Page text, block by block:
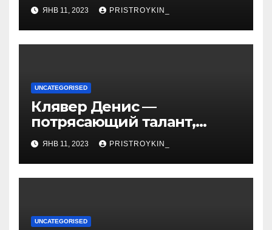
детали о жизни и карьере
известной актрисы
ЯНВ 11, 2023 PRISTROYKIN_
UNCATEGORISED
Клявер Денис —
потрясающий талант,
захватывающий сердца
миллионов слушателей —
узнайте обо всем, что
нужно знать о его
жизни!
ЯНВ 11, 2023 PRISTROYKIN_
UNCATEGORISED